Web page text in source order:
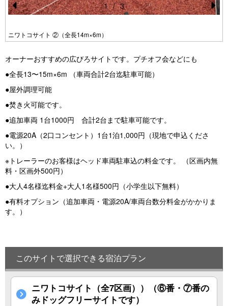
Pr
e
o
u
s
ニワトコサイト ②（全長14m×6m）
N
1 / 3
オーナーおすすめの広びろサイトです。プチオフ会などにも
●全長13〜15m×6m （車両合計2台迄駐車可能）
●屋外調理可能
●焚き火可能です。
●追加車両 1台1000円 合計2台まで駐車可能です。
●電源20A（2口コンセント）1台1泊1,000円（現地で申込くださ
い。）
※トレーラーのお客様はヘッド車両駐車込の料金です。 （区画内無
料・区画外500円）
●大人4名様迄料金+大人1名様500円（小学生以下無料）
●有料オプション（追加車両・電源20A/車両台数分料金がかかりま
す。）
このサイトで選択できる宿泊プラン
ニワトコサイト（全7区画））（⑥番・⑦番の
みドッグフリーサイトです）